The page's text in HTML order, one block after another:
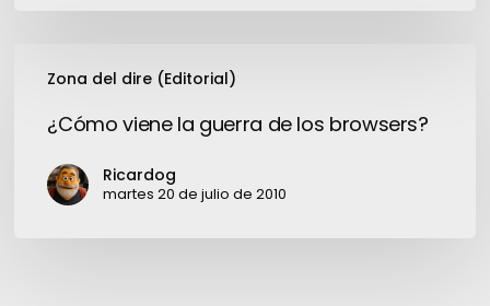
Zona del dire (Editorial)
viene
guerra¿Cómo viene la guerra de los browsers?
Ricardog
martes 20 de julio de 2010